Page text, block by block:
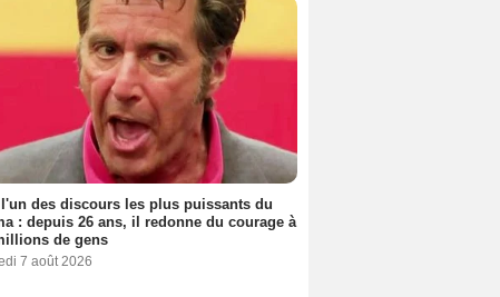
des discours les plus puissants du
: depuis 26 ans, il redonne du courage à
de gens
7 août 2026